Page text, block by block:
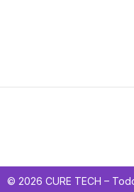
© 2026 CURE TECH –